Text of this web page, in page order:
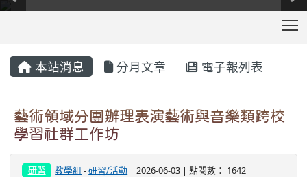
本站消息 分月文章 電子報列表
藝術領域分團辦理表演藝術與音樂類跨校
學習社群工作坊
研習 教學組 -研習/活動 | 2026-06-03 | 點閱數： 1642